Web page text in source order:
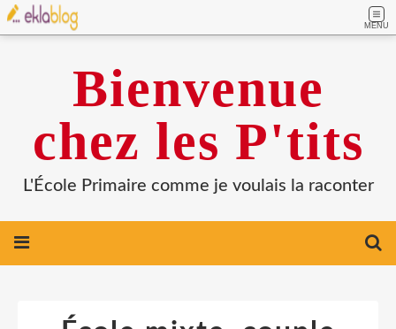
MENU
Bienvenue
chez les P'tits
L'École Primaire comme je voulais la raconter